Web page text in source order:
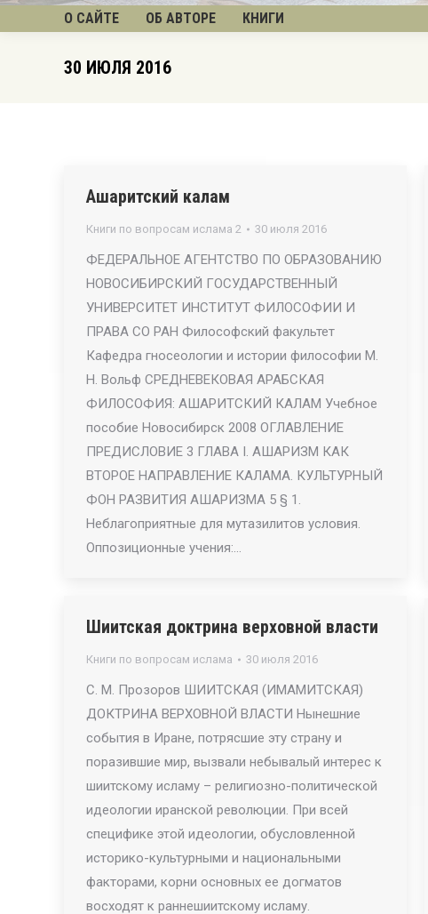
О САЙТЕ ОБ АВТОРЕ КНИГИ
30 ИЮЛЯ 2016
Ашаритский калам
Книги по вопросам ислама 2 30 июля 2016
ФЕДЕРАЛЬНОЕ АГЕНТСТВО ПО ОБРАЗОВАНИЮ
НОВОСИБИРСКИЙ ГОСУДАРСТВЕННЫЙ
УНИВЕРСИТЕТ ИНСТИТУТ ФИЛОСОФИИ И
ПРАВА СО РАН Философский факультет
Кафедра гносеологии и истории философии М.
Н. Вольф СРЕДНЕВЕКОВАЯ АРАБСКАЯ
ФИЛОСОФИЯ: АШАРИТСКИЙ КАЛАМ Учебное
пособие Новосибирск 2008 ОГЛАВЛЕНИЕ
ПРЕДИСЛОВИЕ 3 ГЛАВА I. АШАРИЗМ КАК
ВТОРОЕ НАПРАВЛЕНИЕ КАЛАМА. КУЛЬТУРНЫЙ
ФОН РАЗВИТИЯ АШАРИЗМА 5 § 1.
Неблагоприятные для мутазилитов условия.
Оппозиционные учения:…
Шиитская доктрина верховной власти
Книги по вопросам ислама 30 июля 2016
С. М. Прозоров ШИИТСКАЯ (ИМАМИТСКАЯ)
ДОКТРИНА ВЕРХОВНОЙ ВЛАСТИ Нынешние
события в Иране, потрясшие эту страну и
поразившие мир, вызвали небывалый интерес к
шиитскому исламу – религиозно-политической
идеологии иранской революции. При всей
специфике этой идеологии, обусловленной
историко-культурными и национальными
факторами, корни основных ее догматов
восходят к раннешиитскому исламу.